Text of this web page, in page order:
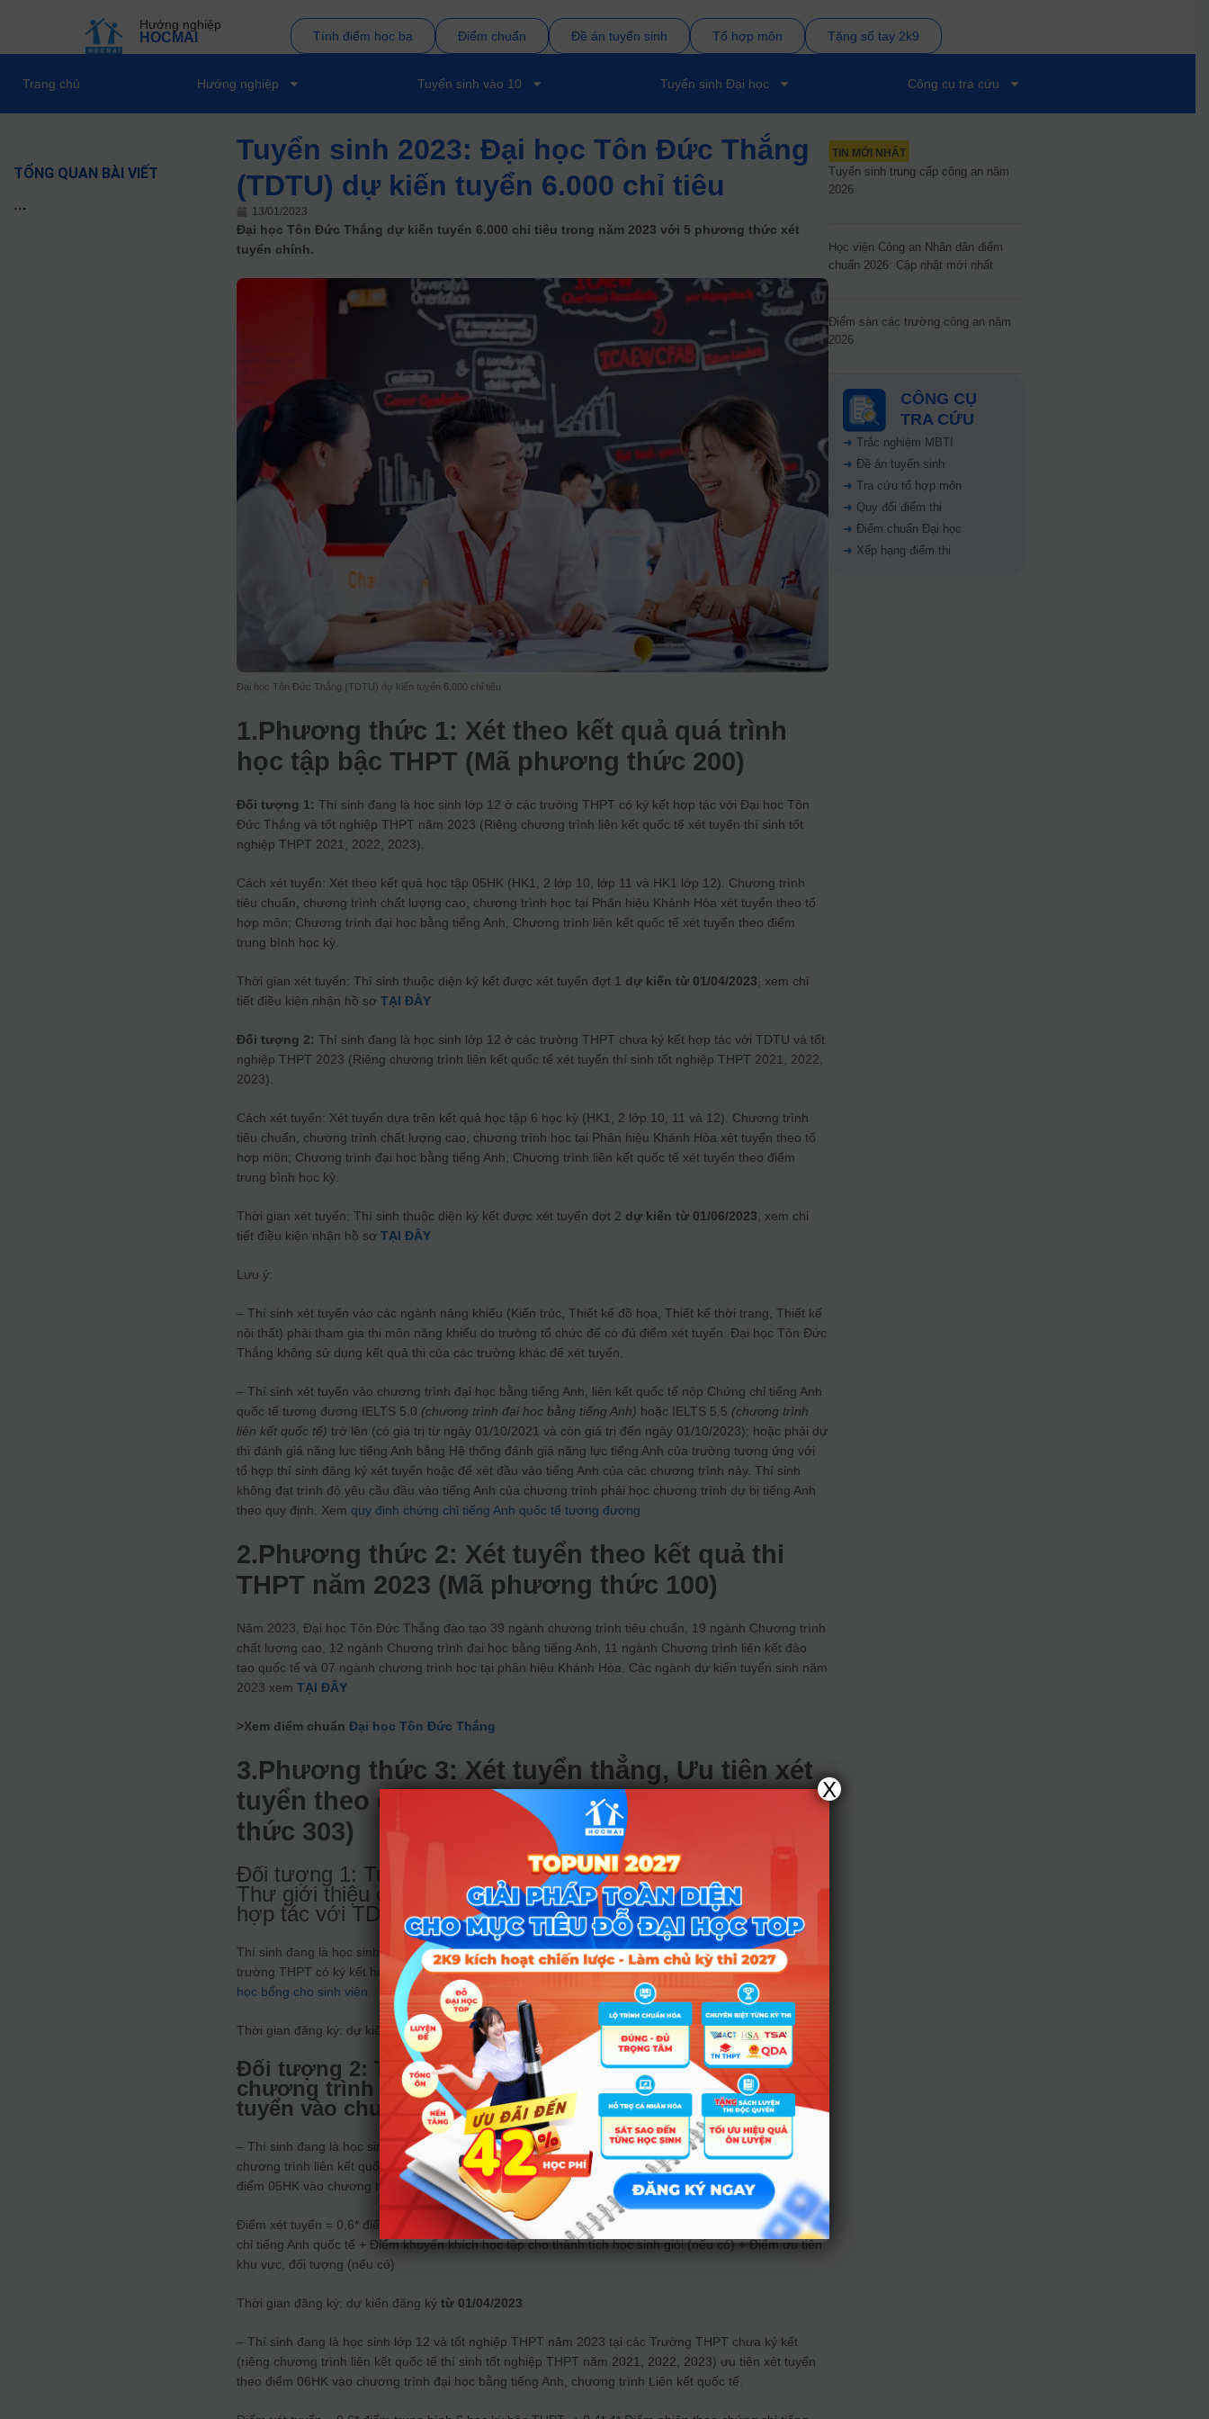
Hướng nghiệp
HOCMAI Tính điểm học bạ Điểm chuẩn Đề án tuyển sinh Tổ hợp môn Tặng sổ tay 2k9
Trang chủ Hướng nghiệp Tuyển sinh vào 10 Tuyển sinh Đại học Công cụ tra cứu
TỔNG QUAN BÀI VIẾT
...
Tuyển sinh 2023: Đại học Tôn Đức Thắng
(TDTU) dự kiến tuyển 6.000 chỉ tiêu
13/01/2023
Đại học Tôn Đức Thắng dự kiến tuyển 6.000 chỉ tiêu trong năm 2023 với 5 phương thức xét
tuyển chính.
Đại học Tôn Đức Thắng (TDTU) dự kiến tuyển 6.000 chỉ tiêu
1.Phương thức 1: Xét theo kết quả quá trình
học tập bậc THPT (Mã phương thức 200)
Đối tượng 1: Thí sinh đang là học sinh lớp 12 ở các trường THPT có ký kết hợp tác với Đại học Tôn
Đức Thắng và tốt nghiệp THPT năm 2023 (Riêng chương trình liên kết quốc tế xét tuyển thí sinh tốt
nghiệp THPT 2021, 2022, 2023).
Cách xét tuyển: Xét theo kết quả học tập 05HK (HK1, 2 lớp 10, lớp 11 và HK1 lớp 12). Chương trình
tiêu chuẩn, chương trình chất lượng cao, chương trình học tại Phân hiệu Khánh Hòa xét tuyển theo tổ
hợp môn; Chương trình đại học bằng tiếng Anh, Chương trình liên kết quốc tế xét tuyển theo điểm
trung bình học kỳ.
Thời gian xét tuyển: Thí sinh thuộc diện ký kết được xét tuyển đợt 1 dự kiến từ 01/04/2023 , xem chi
tiết điều kiện nhận hồ sơTẠI ĐÂY
Đối tượng 2: Thí sinh đang là học sinh lớp 12 ở các trường THPT chưa ký kết hợp tác với TDTU và tốt
nghiệp THPT 2023 (Riêng chương trình liên kết quốc tế xét tuyển thí sinh tốt nghiệp THPT 2021, 2022,
2023).
Cách xét tuyển: Xét tuyển dựa trên kết quả học tập 6 học kỳ (HK1, 2 lớp 10, 11 và 12). Chương trình
tiêu chuẩn, chương trình chất lượng cao, chương trình học tại Phân hiệu Khánh Hòa xét tuyển theo tổ
hợp môn; Chương trình đại học bằng tiếng Anh, Chương trình liên kết quốc tế xét tuyển theo điểm
trung bình học kỳ.
Thời gian xét tuyển: Thí sinh thuộc diện ký kết được xét tuyển đợt 2 dự kiến từ 01/06/2023 , xem chi
tiết điều kiện nhận hồ sơTẠI ĐÂY
Lưu ý:
– Thí sinh xét tuyển vào các ngành năng khiếu (Kiến trúc, Thiết kế đồ họa, Thiết kế thời trang, Thiết kế
nội thất) phải tham gia thi môn năng khiếu do trường tổ chức để có đủ điểm xét tuyển. Đại học Tôn Đức
Thắng không sử dụng kết quả thi của các trường khác để xét tuyển.
– Thí sinh xét tuyển vào chương trình đại học bằng tiếng Anh, liên kết quốc tế nộp Chứng chỉ tiếng Anh
quốc tế tương đương IELTS 5.0 (chương trình đại học bằng tiếng Anh) hoặc IELTS 5.5 (chương trình
liên kết quốc tế) trở lên (có giá trị từ ngày 01/10/2021 và còn giá trị đến ngày 01/10/2023); hoặc phải dự
thi đánh giá năng lực tiếng Anh bằng Hệ thống đánh giá năng lực tiếng Anh của trường tương ứng với
tổ hợp thí sinh đăng ký xét tuyển hoặc để xét đầu vào tiếng Anh của các chương trình này. Thí sinh
không đạt trình độ yêu cầu đầu vào tiếng Anh của chương trình phải học chương trình dự bị tiếng Anh
theo quy định. Xemquy định chứng chỉ tiếng Anh quốc tế tương đương
2.Phương thức 2: Xét tuyển theo kết quả thi
THPT năm 2023 (Mã phương thức 100)
Năm 2023, Đại học Tôn Đức Thắng đào tạo 39 ngành chương trình tiêu chuẩn, 19 ngành Chương trình
chất lượng cao, 12 ngành Chương trình đại học bằng tiếng Anh, 11 ngành Chương trình liên kết đào
tạo quốc tế và 07 ngành chương trình học tại phân hiệu Khánh Hòa. Các ngành dự kiến tuyển sinh năm
2023 xemTẠI ĐÂY
>Xem điểm chuẩnĐại học Tôn Đức Thắng
3.Phương thức 3: Xét tuyển thẳng, Ưu tiên xét
tuyển theo quy định của TDTU (Mã phương
thức 303)
Đối tượng 1: Tuyển thẳng và cấp học bổng cho thí sinh có
Thư giới thiệu của Hiệu trưởng các trường THPT có ký kết
hợp tác với TDTU
Thí sinh đang là học sinh lớp 12, tốt nghiệp THPT năm 2023 và có Thư giới thiệu của Hiệu trưởng các
trường THPT có ký kết hợp tác với TDTU theo điểm 05 học kỳ vàocác ngành có chính sách thu hút cấp
học bổng cho sinh viên
Thời gian đăng ký: dự kiến từ 01/04/2023
Đối tượng 2: Thí sinh có chứng chỉ IELTS 5.0 xét vào
chương trình đại học bằng tiếng Anh, IELTS 5.5 xét
tuyển vào chương trình Liên kết quốc tế
– Thí sinh đang là học sinh lớp 12 và tốt nghiệp THPT năm 2023 tại các Trường THPT ký kết (riêng
chương trình liên kết quốc tế thí sinh tốt nghiệp THPT năm 2021, 2022, 2023) ưu tiên xét tuyển theo
điểm 05HK vào chương trình đại học bằng tiếng Anh, chương trình Liên kết quốc tế.
Điểm xét tuyển = 0,6* điểm trung bình 5 học kỳ THPT (trừ HKII lớp 12) + 0,4* 4* Điểm phiên theo chứng
chỉ tiếng Anh quốc tế + Điểm khuyến khích học tập cho thành tích học sinh giỏi (nếu có) + Điểm ưu tiên
khu vực, đối tượng (nếu có)
Thời gian đăng ký: dự kiến đăng ký từ 01/04/2023
– Thí sinh đang là học sinh lớp 12 và tốt nghiệp THPT năm 2023 tại các Trường THPT chưa ký kết
(riêng chương trình liên kết quốc tế thí sinh tốt nghiệp THPT năm 2021, 2022, 2023) ưu tiên xét tuyển
theo điểm 06HK vào chương trình đại học bằng tiếng Anh, chương trình Liên kết quốc tế.
TIN MỚI NHẤT
Tuyển sinh trung cấp công an năm
2026
Học viện Công an Nhân dân điểm
chuẩn 2026: Cập nhật mới nhất
Điểm sàn các trường công an năm
2026
CÔNG CỤ
TRA CỨU
➜ Trắc nghiệm MBTI
➜ Đề án tuyển sinh
➜ Tra cứu tổ hợp môn
➜ Quy đổi điểm thi
➜ Điểm chuẩn Đại học
➜ Xếp hạng điểm thi
X